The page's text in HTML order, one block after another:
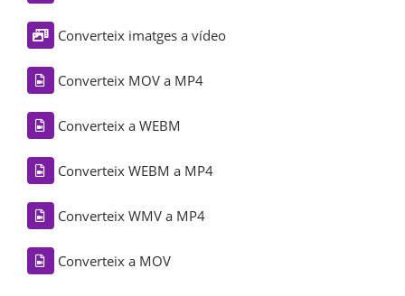
Converteix imatges a vídeo
Converteix MOV a MP4
Converteix a WEBM
Converteix WEBM a MP4
Converteix WMV a MP4
Converteix a MOV